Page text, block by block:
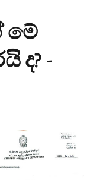
මේ
ද? -